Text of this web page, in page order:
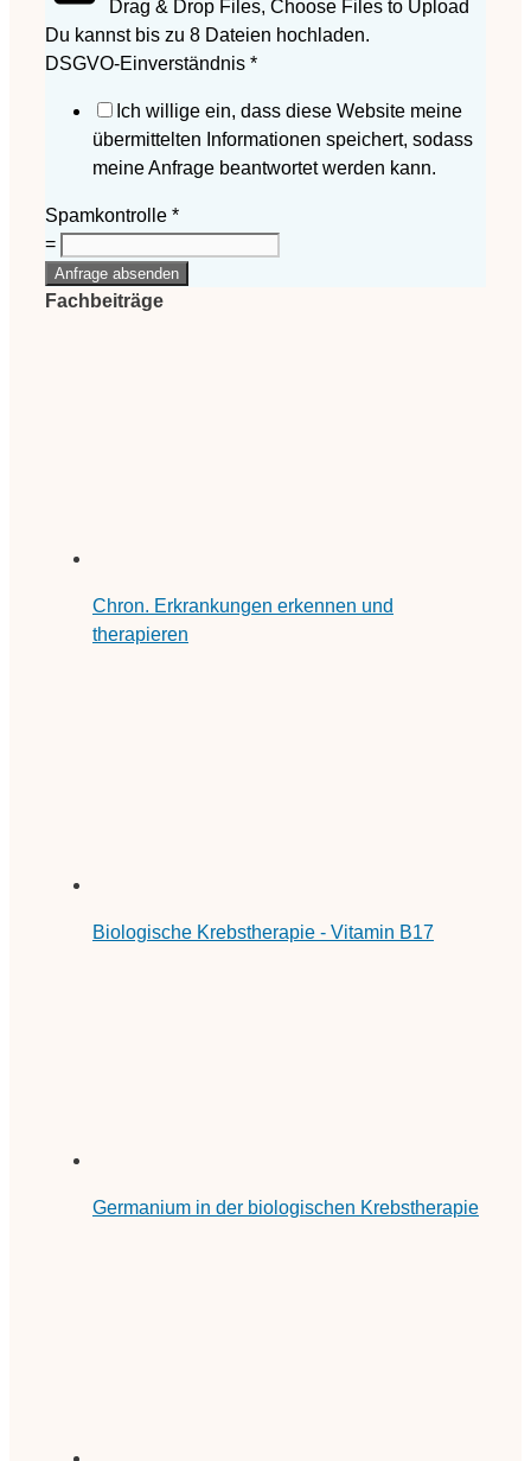
Drag & Drop Files, Choose Files to Upload
Du kannst bis zu 8 Dateien hochladen.
DSGVO-Einverständnis *
Ich willige ein, dass diese Website meine
übermittelten Informationen speichert, sodass
meine Anfrage beantwortet werden kann.
Spamkontrolle *
=
Anfrage absenden
Fachbeiträge
Chron. Erkrankungen erkennen und
therapieren
Biologische Krebstherapie - Vitamin B17
Germanium in der biologischen Krebstherapie